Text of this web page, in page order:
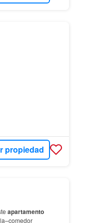
propiedad
apartamento